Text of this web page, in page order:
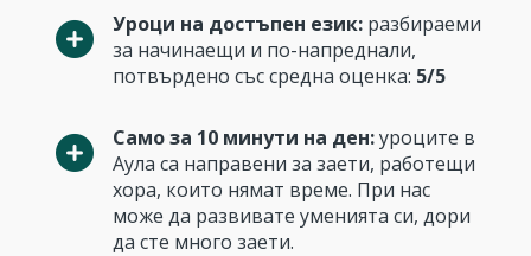
Уроци на достъпен език: разбираеми
за начинаещи и по-напреднали,
потвърдено със средна оценка: 5/5
Само за 10 минути на ден:уроците в
Аула са направени за заети, работещи
хора, които нямат време. При нас
може да развивате уменията си, дори
да сте много заети.